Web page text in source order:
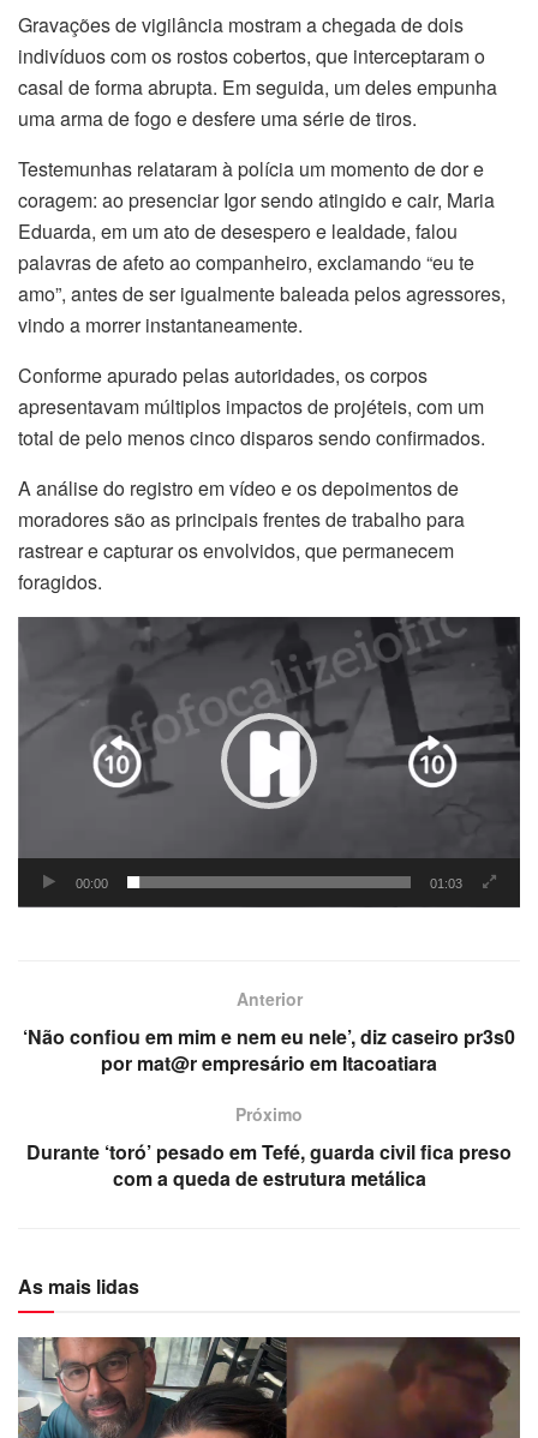
Gravações de vigilância mostram a chegada de dois
indivíduos com os rostos cobertos, que interceptaram o
casal de forma abrupta. Em seguida, um deles empunha
uma arma de fogo e desfere uma série de tiros.
Testemunhas relataram à polícia um momento de dor e
coragem: ao presenciar Igor sendo atingido e cair, Maria
Eduarda, em um ato de desespero e lealdade, falou
palavras de afeto ao companheiro, exclamando “eu te
amo”, antes de ser igualmente baleada pelos agressores,
vindo a morrer instantaneamente.
Conforme apurado pelas autoridades, os corpos
apresentavam múltiplos impactos de projéteis, com um
total de pelo menos cinco disparos sendo confirmados.
A análise do registro em vídeo e os depoimentos de
moradores são as principais frentes de trabalho para
rastrear e capturar os envolvidos, que permanecem
foragidos.
00:00 01:03
Anterior
‘Não confiou em mim e nem eu nele’, diz caseiro pr3s0
por mat@r empresário em Itacoatiara
Próximo
Durante ‘toró’ pesado em Tefé, guarda civil fica preso
com a queda de estrutura metálica
As mais lidas